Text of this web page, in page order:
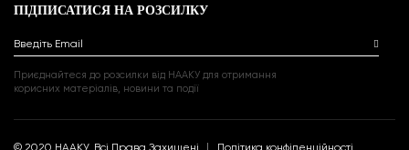
ПІДПИСАТИСЯ НА РОЗСИЛКУ
Введіть Email
Приєднайтеся до розсилки від НААКУ для отримання
корисних матеріалів, новини та події